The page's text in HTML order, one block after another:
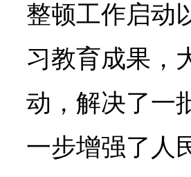
整顿工作启动
习教育成果，
动，解决了一
一步增强了人